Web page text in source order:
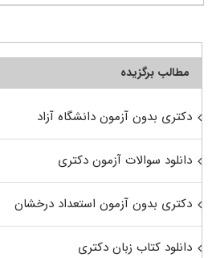
مطالب برگزیده
دکتری بدون آزمون دانشگاه آزاد
دانلود سوالات آزمون دکتری
دکتری بدون آزمون استعداد درخشان
دانلود کتاب زبان دکتری